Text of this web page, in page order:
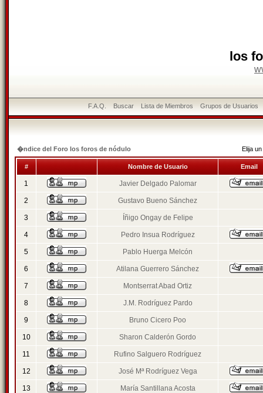
los
F.A.Q. Buscar Lista de Miembros Grupos de Usuarios
�ndice del Foro los foros de nódulo Elija
# Nombre de Usuario Email
1 Javier Delgado Palomar
2 Gustavo Bueno Sánchez
3 Íñigo Ongay de Felipe
4 Pedro Insua Rodríguez
5 Pablo Huerga Melcón
6 Atilana Guerrero Sánchez
7 Montserrat Abad Ortiz
8 J.M. Rodríguez Pardo
9 Bruno Cicero Poo
10 Sharon Calderón Gordo
11 Rufino Salguero Rodríguez
12 José Mª Rodríguez Vega
13 María Santillana Acosta